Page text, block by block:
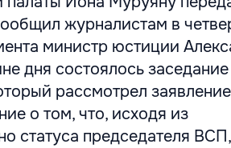
журналистам в
министр юстиции
дня состоялось заседание
рассмотрел заявление
о том, что, исходя из
статуса председателя